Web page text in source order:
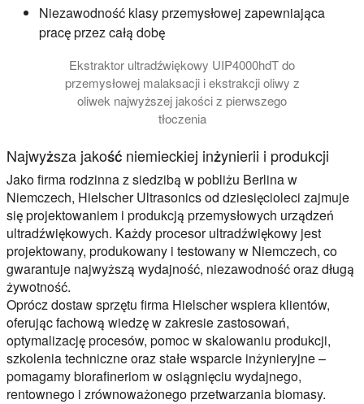
Niezawodność klasy przemysłowej zapewniająca
pracę przez całą dobę
Ekstraktor ultradźwiękowy UIP4000hdT do
przemysłowej malaksacji i ekstrakcji oliwy z
oliwek najwyższej jakości z pierwszego
tłoczenia
Najwyższa jakość niemieckiej inżynierii i produkcji
Jako firma rodzinna z siedzibą w pobliżu Berlina w
Niemczech, Hielscher Ultrasonics od dziesięcioleci zajmuje
się projektowaniem i produkcją przemysłowych urządzeń
ultradźwiękowych. Każdy procesor ultradźwiękowy jest
projektowany, produkowany i testowany w Niemczech, co
gwarantuje najwyższą wydajność, niezawodność oraz długą
żywotność.
Oprócz dostaw sprzętu firma Hielscher wspiera klientów,
oferując fachową wiedzę w zakresie zastosowań,
optymalizację procesów, pomoc w skalowaniu produkcji,
szkolenia techniczne oraz stałe wsparcie inżynieryjne –
pomagamy biorafineriom w osiągnięciu wydajnego,
rentownego i zrównoważonego przetwarzania biomasy.